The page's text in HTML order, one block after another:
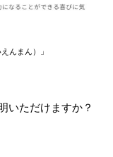
んまん）」
いただけますか？